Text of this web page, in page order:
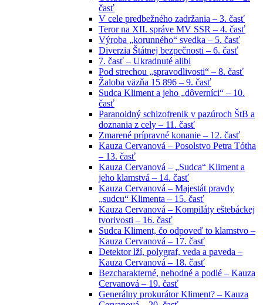
časť
V cele predbežného zadržania – 3. časť
Teror na XII. správe MV SSR – 4. časť
Výroba „korunného“ svedka – 5. časť
Diverzia Štátnej bezpečnosti – 6. časť
7. časť – Ukradnuté alibi
Pod strechou „spravodlivosti“ – 8. časť
Žaloba väzňa 15 896 – 9. časť
Sudca Kliment a jeho „dôverníci“ – 10.
časť
Paranoidný schizofrenik v pazúroch ŠtB a
doznania z cely – 11. časť
Zmarené prípravné konanie – 12. časť
Kauza Cervanová – Posolstvo Petra Tótha
– 13. časť
Kauza Cervanová – „Sudca“ Kliment a
jeho klamstvá – 14. časť
Kauza Cervanová – Majestát pravdy
„sudcu“ Klimenta – 15. časť
Kauza Cervanová – Kompiláty eštebáckej
tvorivosti – 16. časť
Sudca Kliment, čo odpoveď to klamstvo –
Kauza Cervanová – 17. časť
Detektor lží, polygraf, veda a paveda –
Kauza Cervanová – 18. časť
Bezcharakterné, nehodné a podlé – Kauza
Cervanová – 19. časť
Generálny prokurátor Kliment? – Kauza